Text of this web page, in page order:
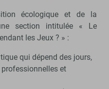
écologique et de la
section intitulée « Le
les Jeux ? » :
qui dépend des jours,
et